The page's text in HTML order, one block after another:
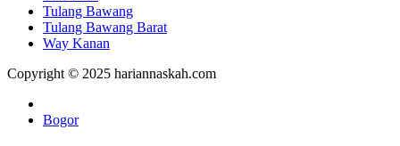
Tulang Bawang
Tulang Bawang Barat
Way Kanan
Copyright © 2025 hariannaskah.com
Bogor